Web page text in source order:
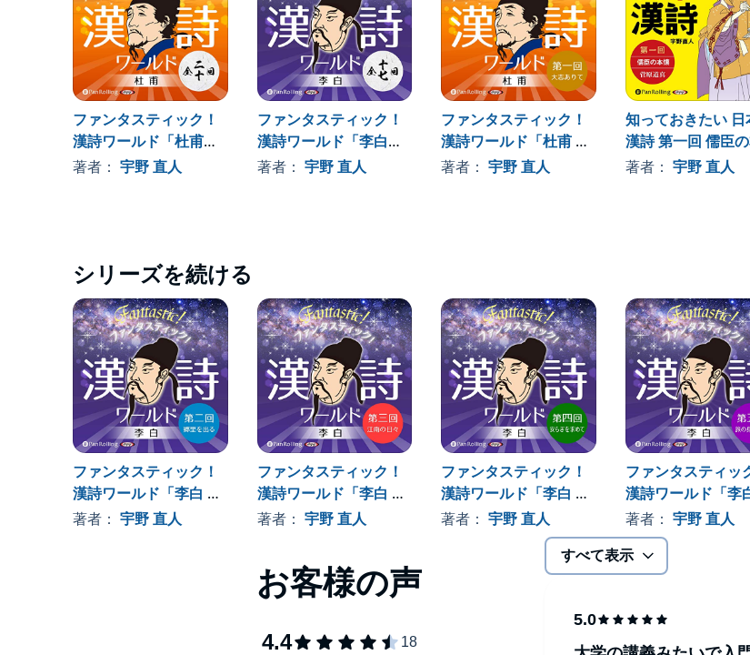
それは或る種の果物に似ています。西瓜（スイカ）の、あの固い緑色の外皮の中には赤くジューシーな
が、また荔枝（ライチ）の、あの固いトゲだらけの、茶色の外皮の中には、丸くて白く、甘い果肉が包
ています。
このシリーズは、漢詩のそのような果実をなるべくわかりやすくお伝えするもので、名作の数々を、時
景や作者の境遇と合わせてお話ししてゆきます。
漢字一つ一つが持つ個性的な形と意味、それらの組み合わせからさまざまにひろがってゆく境地は、ま
李白（701~762）、字（あざな）は太白（たいはく）。「詩仙」と呼ばれ、酒を好み、豪快奔放な詩風
うイメージで語られます。しかし、その人生行路に沿ってていねいに作品を見てゆくと、彼の詩風や人
はそれほど単純ではないことがわかります。
西域に生まれ、南西の蜀（四川省）で幼児期から25歳までを過ごし、以後求職の旅をつづけたものの官
恵まれず、42歳でやっと得た朝廷の官職も、たった2年後に剥奪されてしまいます。以後はまた放浪の
そして55歳の折に安史の乱に巻き込まれ、逆賊として流罪となり、恩赦を受け、また放浪の旅を続け
る・・・史上に偉人多しと言えども、これほど激動の人生を送った人物もまれでしょう。
第一回の今回はまず導入として、そのような李白の生涯の大筋をたどり、続いてその最初期、十五歳の
される七言律詩「初月」「望夫石」を取り上げます。これら最初期の作品にも、李白の詩風の特色であ
る、‟月、伝説への嗜好、女心に寄り添う姿勢”が見られるのは、興味を引きます。
ファンタスティック！
漢詩ワールド「杜甫」
（全二十回）
著者： 宇野 直人
ファンタスティック！
漢詩ワールド「李白」
（全十七回）
著者： 宇野 直人
ファンタスティック！
漢詩ワールド「杜甫 第
一回 大志ありて」
著者：宇野 直人
知っておきたい 日
漢詩 第一回 儒臣
――菅原道真
著者： 宇野 直人
シリーズを続ける
ファンタスティック！
漢詩ワールド「李白 第
二回 郷里を出る」
著者： 宇野 直人
ファンタスティック！
漢詩ワールド「李白 第
三回 江南の日々」
著者： 宇野 直人
ファンタスティック！
漢詩ワールド「李白 第
四回 安らぎを求めて」
著者：宇野 直人
ファンタスティッ
漢詩ワールド「李
五回 旅の身の感慨」
著者： 宇野 直人
すべて表示